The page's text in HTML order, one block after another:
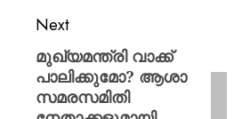
Next
മുഖ്യമന്ത്രി വാക്ക്
പാലിക്കുമോ? ആശാ
സമരസമിതി